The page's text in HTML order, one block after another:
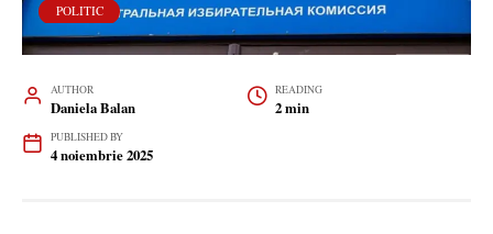
POLITIC
AUTHOR
Daniela Balan
READING
2 min
PUBLISHED BY
4 noiembrie 2025